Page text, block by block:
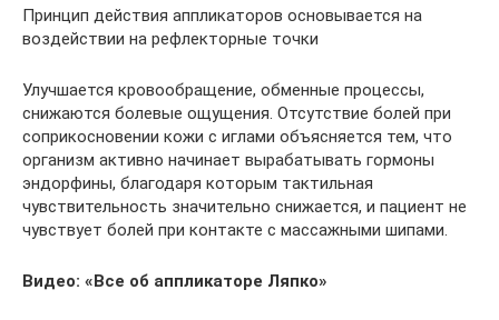
Принцип действия аппликаторов основывается на
воздействии на рефлекторные точки
Улучшается кровообращение, обменные процессы,
снижаются болевые ощущения. Отсутствие болей при
соприкосновении кожи с иглами объясняется тем, что
организм активно начинает вырабатывать гормоны
эндорфины, благодаря которым тактильная
чувствительность значительно снижается, и пациент не
чувствует болей при контакте с массажными шипами.
Видео: «Все об аппликаторе Ляпко»